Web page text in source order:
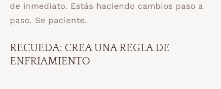
de inmediato. Estás haciendo cambios paso a
paso. Se paciente.
RECUEDA: CREA UNA REGLA DE
ENFRIAMIENTO